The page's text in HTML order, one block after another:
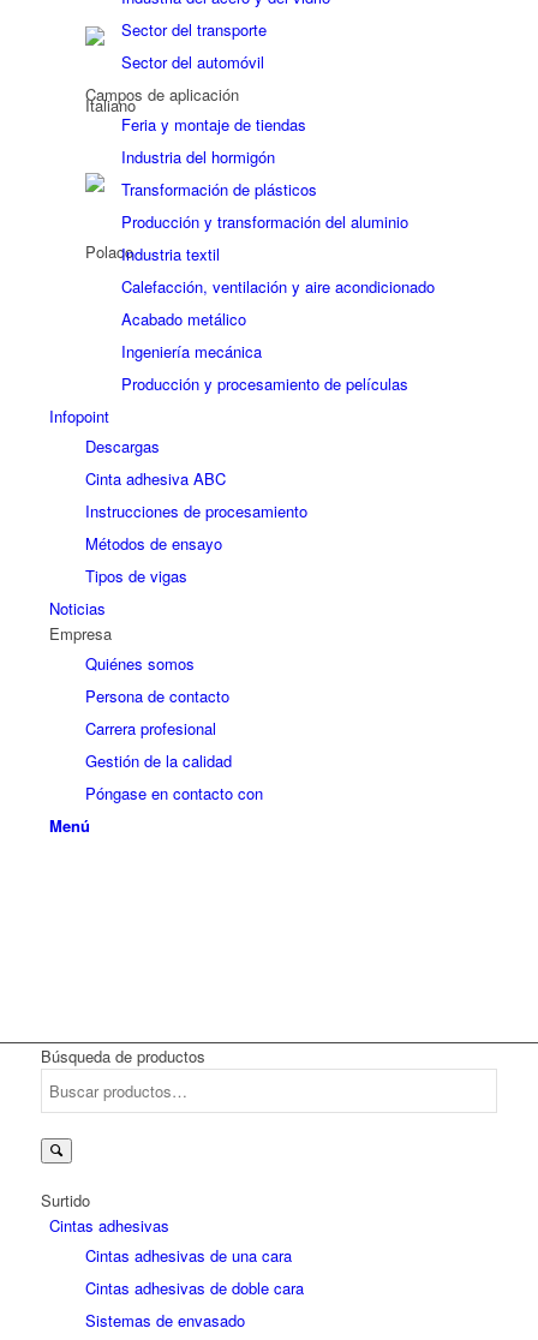
Sector del transporte
Sector del automóvil
Campos de aplicación
Feria y montaje de tiendas
Industria del hormigón
Transformación de plásticos
Producción y transformación del aluminio
Industria textil
Calefacción, ventilación y aire acondicionado
Acabado metálico
Ingeniería mecánica
Producción y procesamiento de películas
Infopoint
Descargas
Cinta adhesiva ABC
Instrucciones de procesamiento
Métodos de ensayo
Tipos de vigas
Noticias
Empresa
Quiénes somos
Persona de contacto
Carrera profesional
Gestión de la calidad
Póngase en contacto con
Menú
Búsqueda de productos
Surtido
Cintas adhesivas
Cintas adhesivas de una cara
Cintas adhesivas de doble cara
Sistemas de envasado